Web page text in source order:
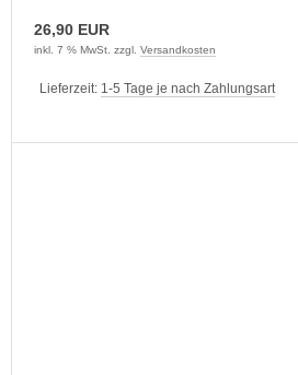
26,90 EUR
inkl. 7 % MwSt. zzgl. Versandkosten
Lieferzeit: 1-5 Tage je nach Zahlungsart